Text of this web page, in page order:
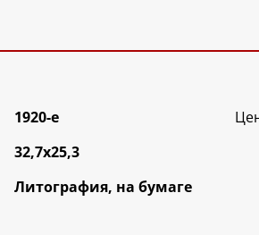
1920-е
32,7х25,3
Литография, на бумаге